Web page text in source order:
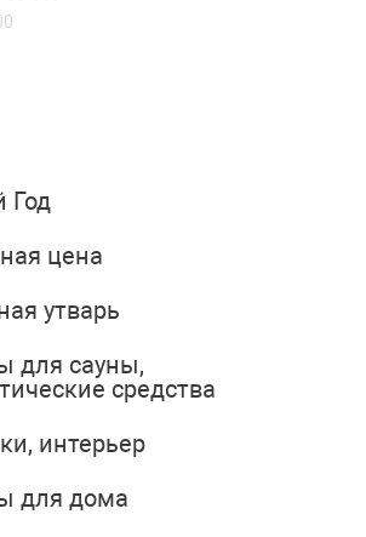
Год
цена
утварь
для сауны,
средства
интерьер
для дома